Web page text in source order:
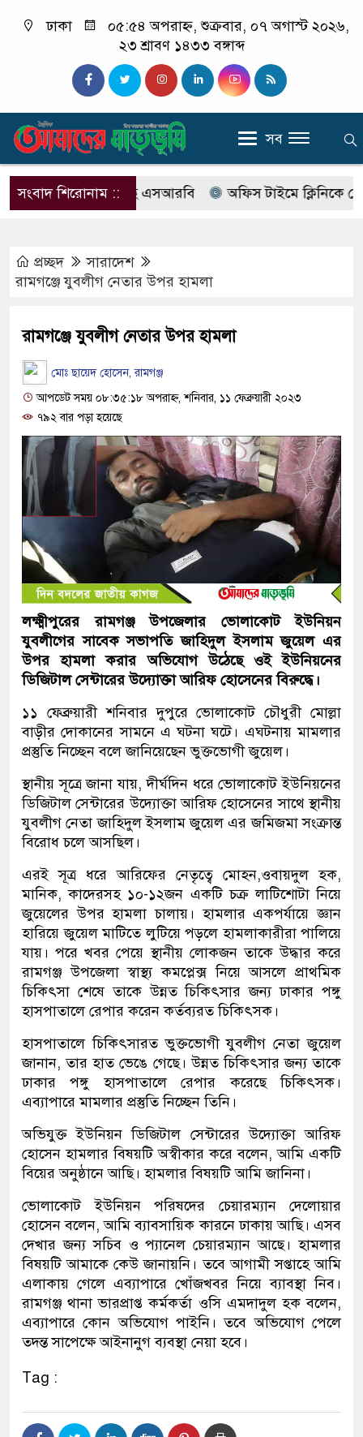
ঢাকা
০৫:৫৪ অপরাহ্ন, শুক্রবার, ০৭ অগাস্ট ২০২৬,
২৩ শ্রাবণ ১৪৩৩ বঙ্গাব্দ
সব
সংবাদ শিরোনাম ::
নাম বদলে আসছে এসআরবি অফিস টাইমে ক্লিনিকে রোগী
প্রচ্ছদ
সারাদেশ
রামগঞ্জে যুবলীগ নেতার উপর হামলা
রামগঞ্জে যুবলীগ নেতার উপর হামলা
মোঃ ছায়েদ হোসেন, রামগঞ্জ
আপডেট সময় ০৮:৩৫:১৮ অপরাহ্ন, শনিবার, ১১ ফেব্রুয়ারী ২০২৩
৭৯২ বার পড়া হয়েছে
লক্ষ্মীপুরের রামগঞ্জ উপজেলার ভোলাকোট ইউনিয়ন
যুবলীগের সাবেক সভাপতি জাহিদুল ইসলাম জুয়েল এর
উপর হামলা করার অভিযোগ উঠেছে ওই ইউনিয়নের
ডিজিটাল সেন্টারের উদ্যোক্তা আরিফ হোসেনের বিরুদ্ধে।
১১ ফেব্রুয়ারী শনিবার দুপুরে ভোলাকোট চৌধুরী মোল্লা
বাড়ীর দোকানের সামনে এ ঘটনা ঘটে। এঘটনায় মামলার
প্রস্তুতি নিচ্ছেন বলে জানিয়েছেন ভুক্তভোগী জুয়েল।
স্থানীয় সূত্রে জানা যায়, দীর্ঘদিন ধরে ভোলাকোট ইউনিয়নের
ডিজিটাল সেন্টারের উদ্যোক্তা আরিফ হোসেনের সাথে স্থানীয়
যুবলীগ নেতা জাহিদুল ইসলাম জুয়েল এর জমিজমা সংক্রান্ত
বিরোধ চলে আসছিল।
এরই সূত্র ধরে আরিফের নেতৃত্বে মোহন,ওবায়দুল হক,
মানিক, কাদেরসহ ১০-১২জন একটি চক্র লাটিশোটা নিয়ে
জুয়েলের উপর হামলা চালায়। হামলার একপর্যায়ে জ্ঞান
হারিয়ে জুয়েল মাটিতে লুটিয়ে পড়লে হামলাকারীরা পালিয়ে
যায়। পরে খবর পেয়ে স্থানীয় লোকজন তাকে উদ্ধার করে
রামগঞ্জ উপজেলা স্বাস্থ্য কমপ্লেক্স নিয়ে আসলে প্রাথমিক
চিকিৎসা শেষে তাকে উন্নত চিকিৎসার জন্য ঢাকার পঙ্গু
হাসপাতালে রেপার করেন কর্তব্যরত চিকিৎসক।
হাসপাতালে চিকিৎসারত ভুক্তভোগী যুবলীগ নেতা জুয়েল
জানান, তার হাত ভেঙে গেছে। উন্নত চিকিৎসার জন্য তাকে
ঢাকার পঙ্গু হাসপাতালে রেপার করেছে চিকিৎসক।
এব্যাপারে মামলার প্রস্তুতি নিচ্ছেন তিনি।
অভিযুক্ত ইউনিয়ন ডিজিটাল সেন্টারের উদ্যোক্তা আরিফ
হোসেন হামলার বিষয়টি অস্বীকার করে বলেন, আমি একটি
বিয়ের অনুষ্ঠানে আছি। হামলার বিষয়টি আমি জানিনা।
ভোলাকোট ইউনিয়ন পরিষদের চেয়ারম্যান দেলোয়ার
হোসেন বলেন, আমি ব্যাবসায়িক কারনে ঢাকায় আছি। এসব
দেখার জন্য সচিব ও প্যানেল চেয়ারম্যান আছে। হামলার
বিষয়টি আমাকে কেউ জানায়নি। তবে আগামী সপ্তাহে আমি
এলাকায় গেলে এব্যাপারে খোঁজখবর নিয়ে ব্যাবস্থা নিব।
রামগঞ্জ থানা ভারপ্রাপ্ত কর্মকর্তা ওসি এমদাদুল হক বলেন,
এব্যাপারে কোন অভিযোগ পাইনি। তবে অভিযোগ পেলে
তদন্ত সাপেক্ষে আইনানুগ ব্যবস্থা নেয়া হবে।
Tag :